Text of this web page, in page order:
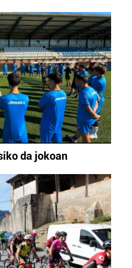
da jokoan